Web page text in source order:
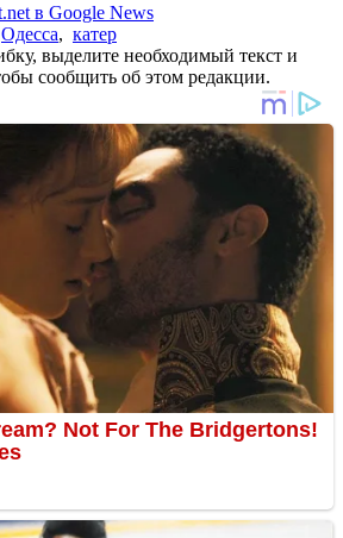
в Google News
Одесса, катер
выделите необходимый текст и
сообщить об этом редакции.